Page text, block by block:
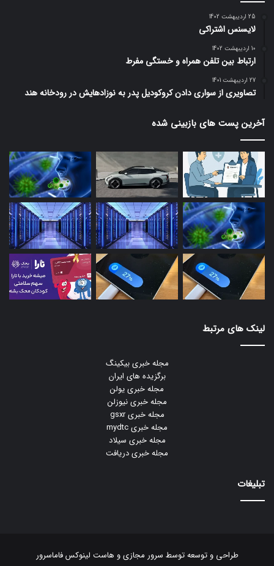
25 اردیبهشت 1402
لایسنس اشتراکی
10 اردیبهشت 1402
ارتباط بین تلفن همراه و خستگی مفرط
27 اردیبهشت 1401
تصاویری از سواری دادن کروکودیل پدر به نوزادهایش در رودخانه هند
آخرین پست های بازبینی شده
لینک های مرتبط
مجله خبری بیکینگ
برگزیده های ایران
مجله خبری یولن
مجله خبری نیوزلن
مجله خبری gsxr
مجله خبری mydtc
مجله خبری سیلاد
مجله خبری دریافت
تبلیغات
طراحی و توسعه توسط سرور مجازیو هاست لینوکسفاماسرور